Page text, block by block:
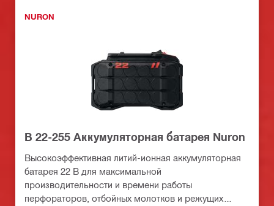
NURON
B 22-255 Аккумуляторная батарея Nuron
Высокоэффективная литий-ионная аккумуляторная
батарея 22 В для максимальной
производительности и времени работы
перфораторов, отбойных молотков и режущих